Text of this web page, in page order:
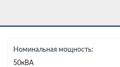
Номинальная мощность:
50кВА